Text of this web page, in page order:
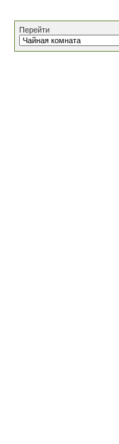
Перейти